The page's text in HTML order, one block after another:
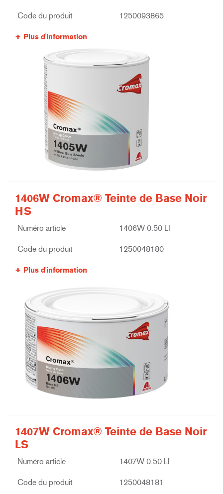
Code du produit 1250093865
Plus d'information
1406W Cromax® Teinte de Base Noir
HS
Numéro article 1406W 0.50 LI
Code du produit 1250048180
Plus d'information
1407W Cromax® Teinte de Base Noir
LS
Numéro article 1407W 0.50 LI
Code du produit 1250048181